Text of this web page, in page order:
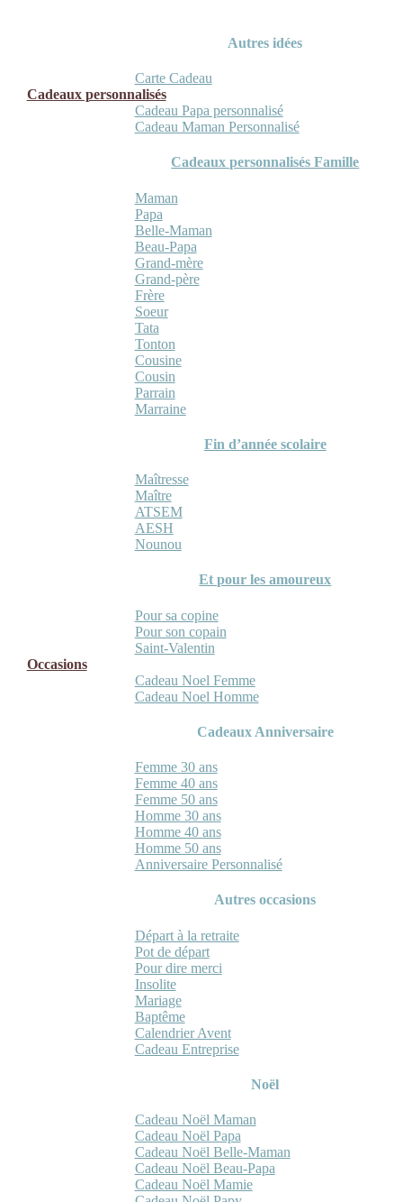
Autres idées
Carte Cadeau
Cadeaux personnalisés
Cadeau Papa personnalisé
Cadeau Maman Personnalisé
Cadeaux personnalisés Famille
Maman
Papa
Belle-Maman
Beau-Papa
Grand-mère
Grand-père
Frère
Soeur
Tata
Tonton
Cousine
Cousin
Parrain
Marraine
Fin d’année scolaire
Maîtresse
Maître
ATSEM
AESH
Nounou
Et pour les amoureux
Pour sa copine
Pour son copain
Saint-Valentin
Occasions
Cadeau Noel Femme
Cadeau Noel Homme
Cadeaux Anniversaire
Femme 30 ans
Femme 40 ans
Femme 50 ans
Homme 30 ans
Homme 40 ans
Homme 50 ans
Anniversaire Personnalisé
Autres occasions
Départ à la retraite
Pot de départ
Pour dire merci
Insolite
Mariage
Baptême
Calendrier Avent
Cadeau Entreprise
Noël
Cadeau Noël Maman
Cadeau Noël Papa
Cadeau Noël Belle-Maman
Cadeau Noël Beau-Papa
Cadeau Noël Mamie